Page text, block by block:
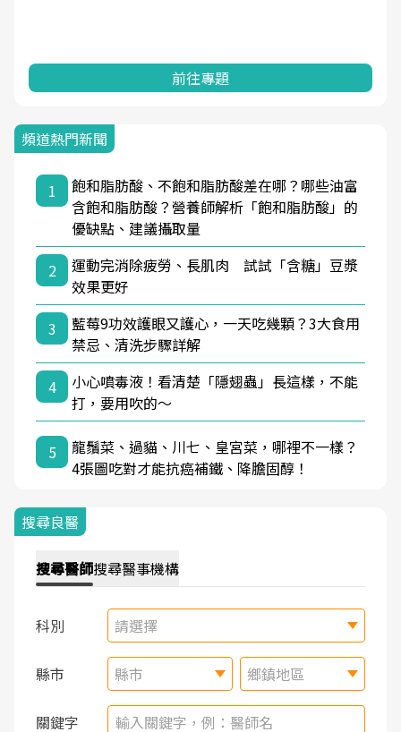
前往專題
頻道熱門新聞
1
飽和脂肪酸、不飽和脂肪酸差在哪？哪些油富
含飽和脂肪酸？營養師解析「飽和脂肪酸」的
優缺點、建議攝取量
2
運動完消除疲勞、長肌肉 試試「含糖」豆漿
效果更好
3
藍莓9功效護眼又護心，一天吃幾顆？3大食用
禁忌、清洗步驟詳解
4
小心噴毒液！看清楚「隱翅蟲」長這樣，不能
打，要用吹的～
5
龍鬚菜、過貓、川七、皇宮菜，哪裡不一樣？
4張圖吃對才能抗癌補鐵、降膽固醇！
搜尋良醫
搜尋醫師搜尋醫事機構
科別 請選擇
縣市 縣市 鄉鎮地區
關鍵字